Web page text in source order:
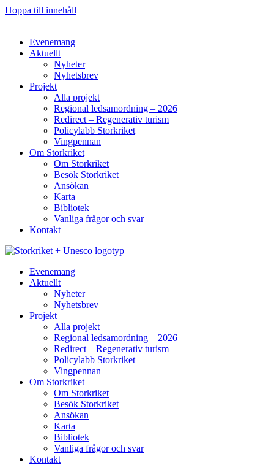
Hoppa till innehåll
Evenemang
Aktuellt
Nyheter
Nyhetsbrev
Projekt
Alla projekt
Regional ledsamordning – 2026
Redirect – Regenerativ turism
Policylabb Storkriket
Vingpennan
Om Storkriket
Om Storkriket
Besök Storkriket
Ansökan
Karta
Bibliotek
Vanliga frågor och svar
Kontakt
Evenemang
Aktuellt
Nyheter
Nyhetsbrev
Projekt
Alla projekt
Regional ledsamordning – 2026
Redirect – Regenerativ turism
Policylabb Storkriket
Vingpennan
Om Storkriket
Om Storkriket
Besök Storkriket
Ansökan
Karta
Bibliotek
Vanliga frågor och svar
Kontakt